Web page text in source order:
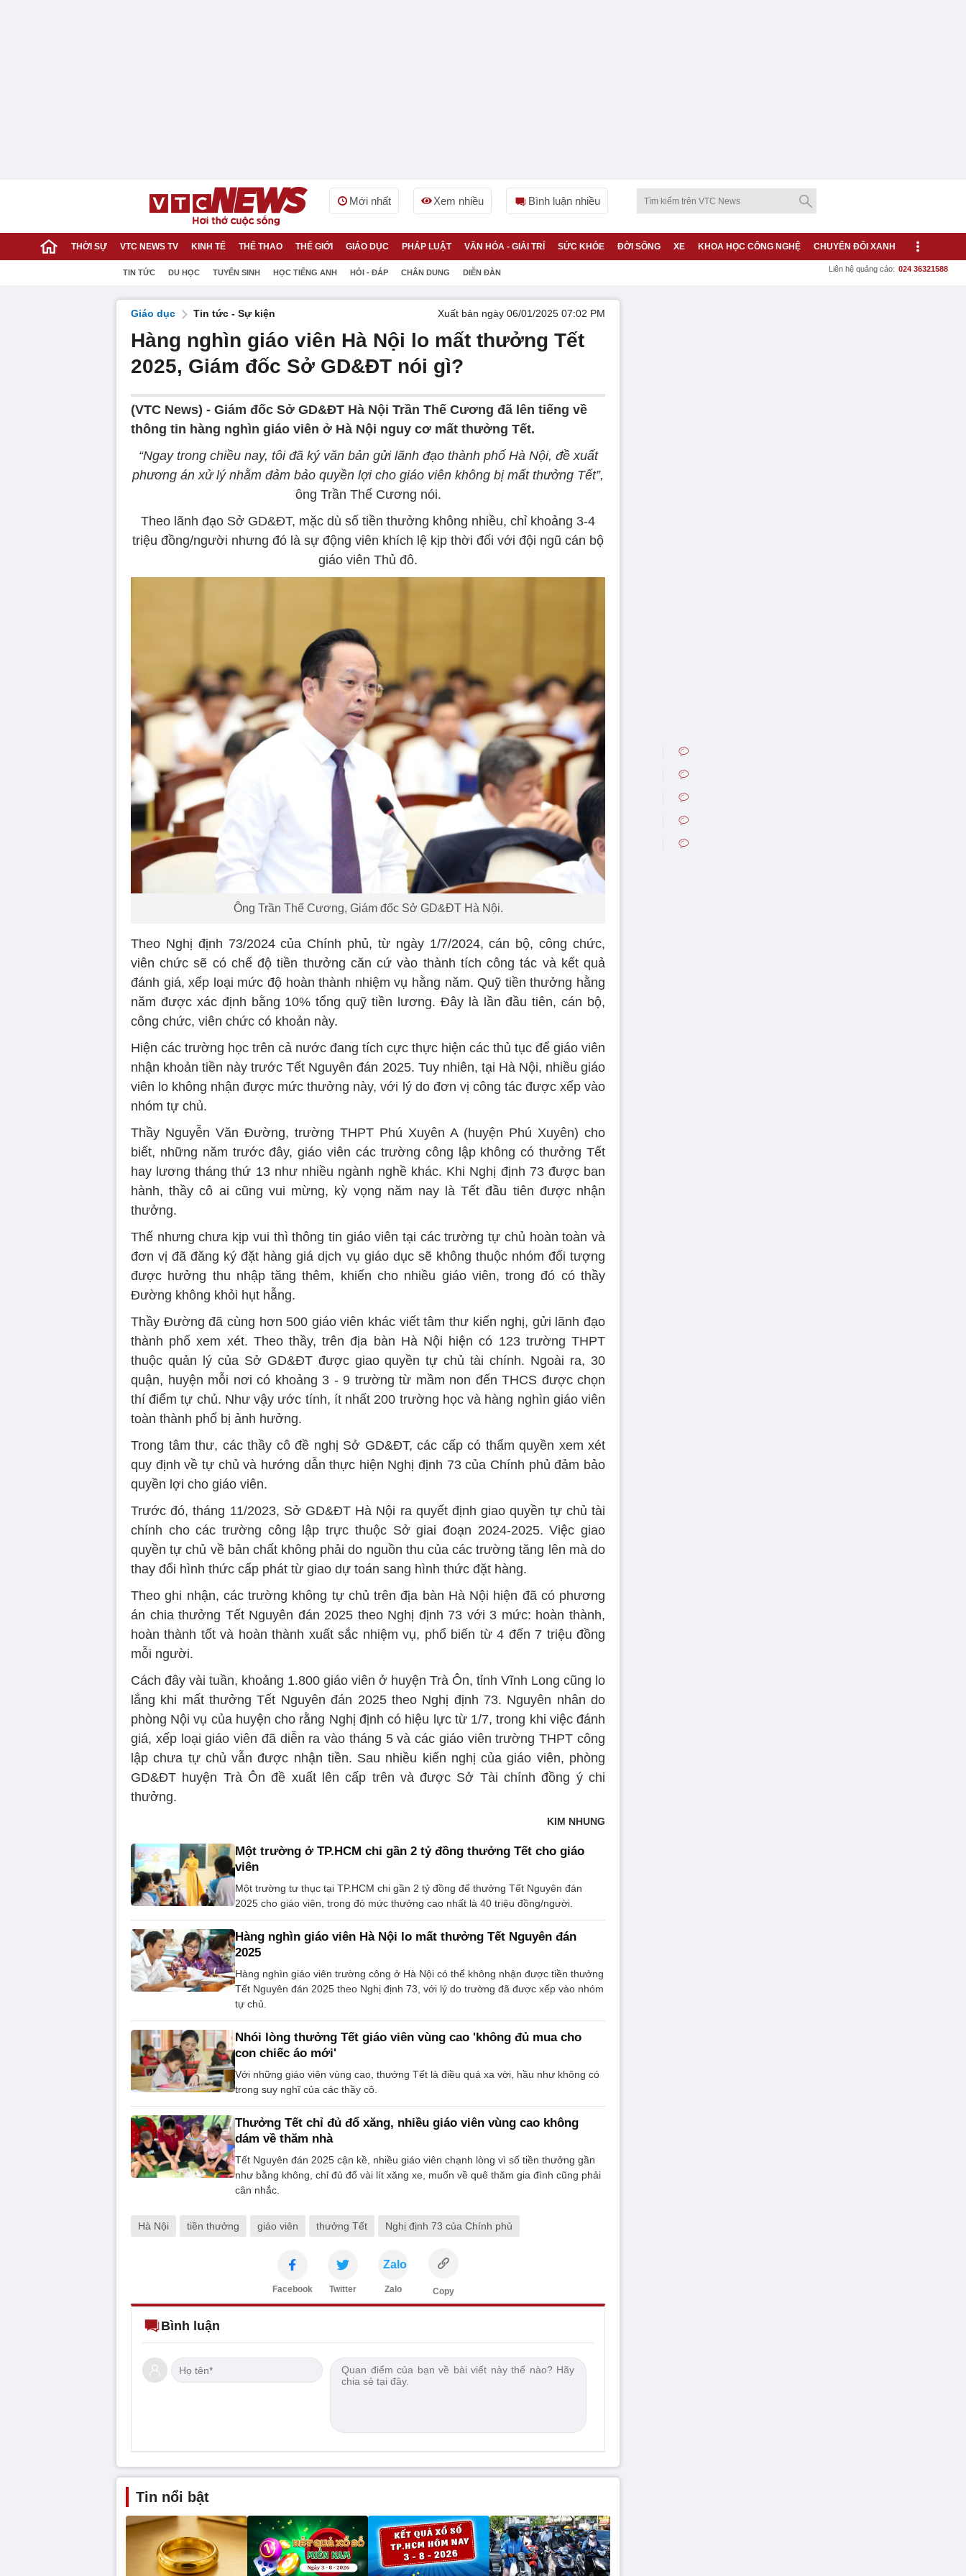
Mới nhất Xem nhiều Bình luận nhiều
THỜI SỰ VTC NEWS TV KINH TẾ THỂ THAO THẾ GIỚI GIÁO DỤC PHÁP LUẬT VĂN HÓA - GIẢI TRÍ SỨC KHỎE ĐỜI SỐNG XE KHOA HỌC CÔNG NGHỆ CHUYỂN ĐỔI XANH
TIN TỨC DU HỌC TUYỂN SINH HỌC TIẾNG ANH HỎI - ĐÁP CHÂN DUNG DIỄN ĐÀN Liên hệ quảng cáo: 024 36321588
Giáo dục Tin tức - Sự kiện Xuất bản ngày 06/01/2025 07:02 PM
Hàng nghìn giáo viên Hà Nội lo mất thưởng Tết
2025, Giám đốc Sở GD&ĐT nói gì?
(VTC News) - Giám đốc Sở GD&ĐT Hà Nội Trần Thế Cương đã lên tiếng về
thông tin hàng nghìn giáo viên ở Hà Nội nguy cơ mất thưởng Tết.
“Ngay trong chiều nay, tôi đã ký văn bản gửi lãnh đạo thành phố Hà Nội, đề xuất
phương án xử lý nhằm đảm bảo quyền lợi cho giáo viên không bị mất thưởng Tết”,
ông Trần Thế Cương nói.
Theo lãnh đạo Sở GD&ĐT, mặc dù số tiền thưởng không nhiều, chỉ khoảng 3-4
triệu đồng/người nhưng đó là sự động viên khích lệ kịp thời đối với đội ngũ cán bộ
giáo viên Thủ đô.
Ông Trần Thế Cương, Giám đốc Sở GD&ĐT Hà Nội.
Theo Nghị định 73/2024 của Chính phủ, từ ngày 1/7/2024, cán bộ, công chức,
viên chức sẽ có chế độ tiền thưởng căn cứ vào thành tích công tác và kết quả
đánh giá, xếp loại mức độ hoàn thành nhiệm vụ hằng năm. Quỹ tiền thưởng hằng
năm được xác định bằng 10% tổng quỹ tiền lương. Đây là lần đầu tiên, cán bộ,
công chức, viên chức có khoản này.
Hiện các trường học trên cả nước đang tích cực thực hiện các thủ tục để giáo viên
nhận khoản tiền này trước Tết Nguyên đán 2025. Tuy nhiên, tại Hà Nội, nhiều giáo
viên lo không nhận được mức thưởng này, với lý do đơn vị công tác được xếp vào
nhóm tự chủ.
Thầy Nguyễn Văn Đường, trường THPT Phú Xuyên A (huyện Phú Xuyên) cho
biết, những năm trước đây, giáo viên các trường công lập không có thưởng Tết
hay lương tháng thứ 13 như nhiều ngành nghề khác. Khi Nghị định 73 được ban
hành, thầy cô ai cũng vui mừng, kỳ vọng năm nay là Tết đầu tiên được nhận
thưởng.
Thế nhưng chưa kịp vui thì thông tin giáo viên tại các trường tự chủ hoàn toàn và
đơn vị đã đăng ký đặt hàng giá dịch vụ giáo dục sẽ không thuộc nhóm đối tượng
được hưởng thu nhập tăng thêm, khiến cho nhiều giáo viên, trong đó có thầy
Đường không khỏi hụt hẫng.
Thầy Đường đã cùng hơn 500 giáo viên khác viết tâm thư kiến nghị, gửi lãnh đạo
thành phố xem xét. Theo thầy, trên địa bàn Hà Nội hiện có 123 trường THPT
thuộc quản lý của Sở GD&ĐT được giao quyền tự chủ tài chính. Ngoài ra, 30
quận, huyện mỗi nơi có khoảng 3 - 9 trường từ mầm non đến THCS được chọn
thí điểm tự chủ. Như vậy ước tính, ít nhất 200 trường học và hàng nghìn giáo viên
toàn thành phố bị ảnh hưởng.
Trong tâm thư, các thầy cô đề nghị Sở GD&ĐT, các cấp có thẩm quyền xem xét
quy định về tự chủ và hướng dẫn thực hiện Nghị định 73 của Chính phủ đảm bảo
quyền lợi cho giáo viên.
Trước đó, tháng 11/2023, Sở GD&ĐT Hà Nội ra quyết định giao quyền tự chủ tài
chính cho các trường công lập trực thuộc Sở giai đoạn 2024-2025. Việc giao
quyền tự chủ về bản chất không phải do nguồn thu của các trường tăng lên mà do
thay đổi hình thức cấp phát từ giao dự toán sang hình thức đặt hàng.
Theo ghi nhận, các trường không tự chủ trên địa bàn Hà Nội hiện đã có phương
án chia thưởng Tết Nguyên đán 2025 theo Nghị định 73 với 3 mức: hoàn thành,
hoàn thành tốt và hoàn thành xuất sắc nhiệm vụ, phổ biến từ 4 đến 7 triệu đồng
mỗi người.
Cách đây vài tuần, khoảng 1.800 giáo viên ở huyện Trà Ôn, tỉnh Vĩnh Long cũng lo
lắng khi mất thưởng Tết Nguyên đán 2025 theo Nghị định 73. Nguyên nhân do
phòng Nội vụ của huyện cho rằng Nghị định có hiệu lực từ 1/7, trong khi việc đánh
giá, xếp loại giáo viên đã diễn ra vào tháng 5 và các giáo viên trường THPT công
lập chưa tự chủ vẫn được nhận tiền. Sau nhiều kiến nghị của giáo viên, phòng
GD&ĐT huyện Trà Ôn đề xuất lên cấp trên và được Sở Tài chính đồng ý chi
thưởng.
KIM NHUNG
Một trường ở TP.HCM chi gần 2 tỷ đồng thưởng Tết cho giáo
viên
Một trường tư thục tại TP.HCM chi gần 2 tỷ đồng để thưởng Tết Nguyên đán
2025 cho giáo viên, trong đó mức thưởng cao nhất là 40 triệu đồng/người.
Hàng nghìn giáo viên Hà Nội lo mất thưởng Tết Nguyên đán
2025
Hàng nghìn giáo viên trường công ở Hà Nội có thể không nhận được tiền thưởng
Tết Nguyên đán 2025 theo Nghị định 73, với lý do trường đã được xếp vào nhóm
tự chủ.
Nhói lòng thưởng Tết giáo viên vùng cao 'không đủ mua cho
con chiếc áo mới'
Với những giáo viên vùng cao, thưởng Tết là điều quá xa vời, hầu như không có
trong suy nghĩ của các thầy cô.
Thưởng Tết chỉ đủ đổ xăng, nhiều giáo viên vùng cao không
dám về thăm nhà
Tết Nguyên đán 2025 cận kề, nhiều giáo viên chạnh lòng vì số tiền thưởng gần
như bằng không, chỉ đủ đổ vài lít xăng xe, muốn về quê thăm gia đình cũng phải
cân nhắc.
Hà Nội tiền thưởng giáo viên thưởng Tết Nghị định 73 của Chính phủ
Facebook Twitter
Zalo
Zalo Copy
Bình luận
Tin nổi bật